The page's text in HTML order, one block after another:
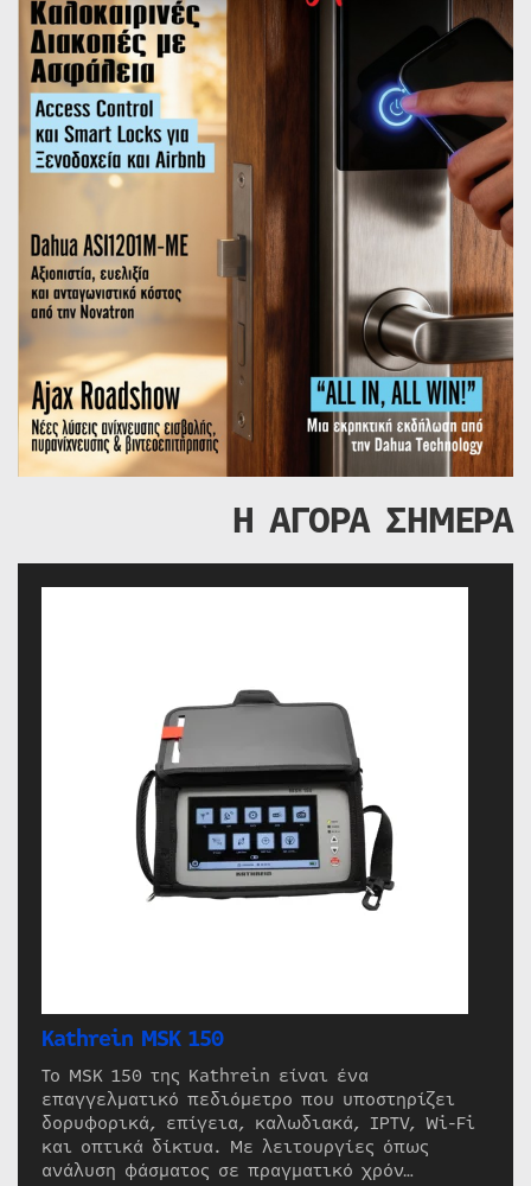
Η ΑΓΟΡΑ ΣΗΜΕΡΑ
Kathrein MSK 150
Το MSK 150 της Kathrein είναι ένα
επαγγελματικό πεδιόμετρο που υποστηρίζει
δορυφορικά, επίγεια, καλωδιακά, IPTV, Wi-Fi
και οπτικά δίκτυα. Με λειτουργίες όπως
ανάλυση φάσματος σε πραγματικό χρόν…